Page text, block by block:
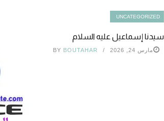
UNCATEGORIZED
سيدنا إسماعيل عليه السلام
مارس 24, 2026 BY BOUTAHAR